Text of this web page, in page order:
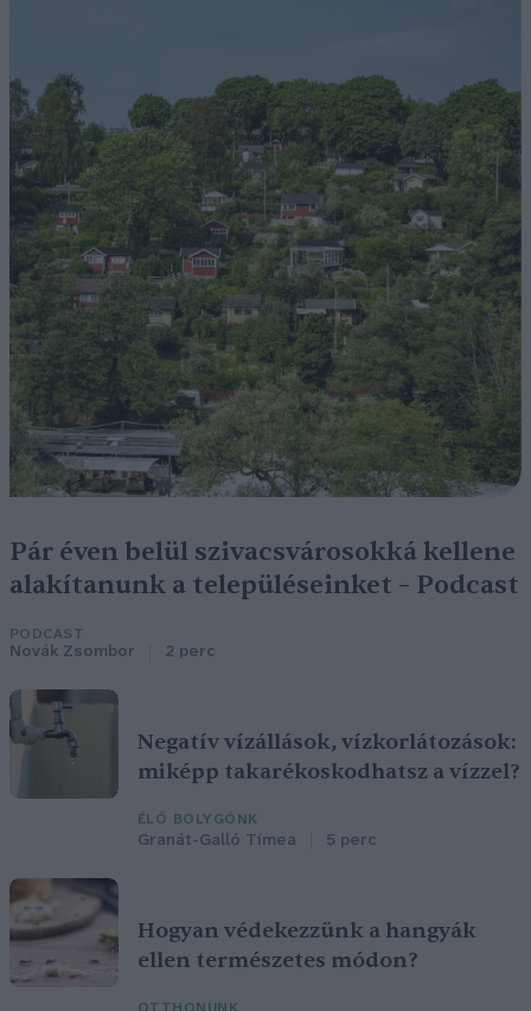
Pár éven belül szivacsvárosokká kellene
alakítanunk a településeinket – Podcast
PODCAST
Novák Zsombor 2 perc
Negatív vízállások, vízkorlátozások:
miképp takarékoskodhatsz a vízzel?
ÉLŐ BOLYGÓNK
Granát-Galló Tímea 5 perc
Hogyan védekezzünk a hangyák
ellen természetes módon?